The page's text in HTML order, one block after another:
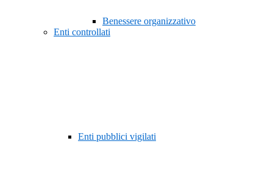
Benessere organizzativo
Enti controllati
Enti pubblici vigilati